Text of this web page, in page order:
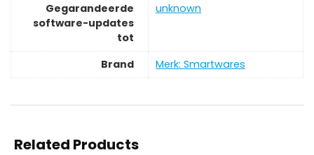
Gegarandeerde
software-updates
tot
‎unknown
Brand Merk: Smartwares
Related Products